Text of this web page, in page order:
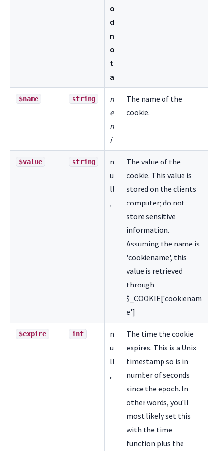
o
d
n
o
t
a
$name string
n
e
n
í
The name of the
cookie.
$value string
n
u
ll
,
The value of the
cookie. This value is
stored on the clients
computer; do not
store sensitive
information.
Assuming the name is
'cookiename', this
value is retrieved
through
$_COOKIE['cookienam
e']
$expire int
n
u
ll
,
The time the cookie
expires. This is a Unix
timestamp so is in
number of seconds
since the epoch. In
other words, you'll
most likely set this
with the time
function plus the